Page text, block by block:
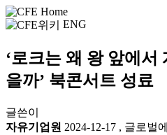
ENG
‘로크는 왜 왕 앞에서
을까’ 북콘서트 성료
글쓴이
자유기업원 2024-12-17 , 글로벌